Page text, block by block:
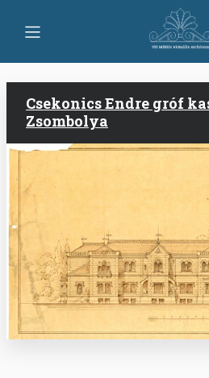
tartalomra
Csekonics Endre gróf
Zsombolya